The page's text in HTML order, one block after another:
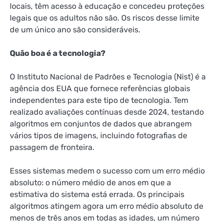
locais, têm acesso à educação e concedeu proteções
legais que os adultos não são. Os riscos desse limite
de um único ano são consideráveis.
Quão boa é a tecnologia?
O Instituto Nacional de Padrões e Tecnologia (Nist) é a
agência dos EUA que fornece referências globais
independentes para este tipo de tecnologia. Tem
realizado avaliações contínuas desde 2024, testando
algoritmos em conjuntos de dados que abrangem
vários tipos de imagens, incluindo fotografias de
passagem de fronteira.
Esses sistemas medem o sucesso com um erro médio
absoluto: o número médio de anos em que a
estimativa do sistema está errada. Os principais
algoritmos atingem agora um erro médio absoluto de
menos de três anos em todas as idades, um número